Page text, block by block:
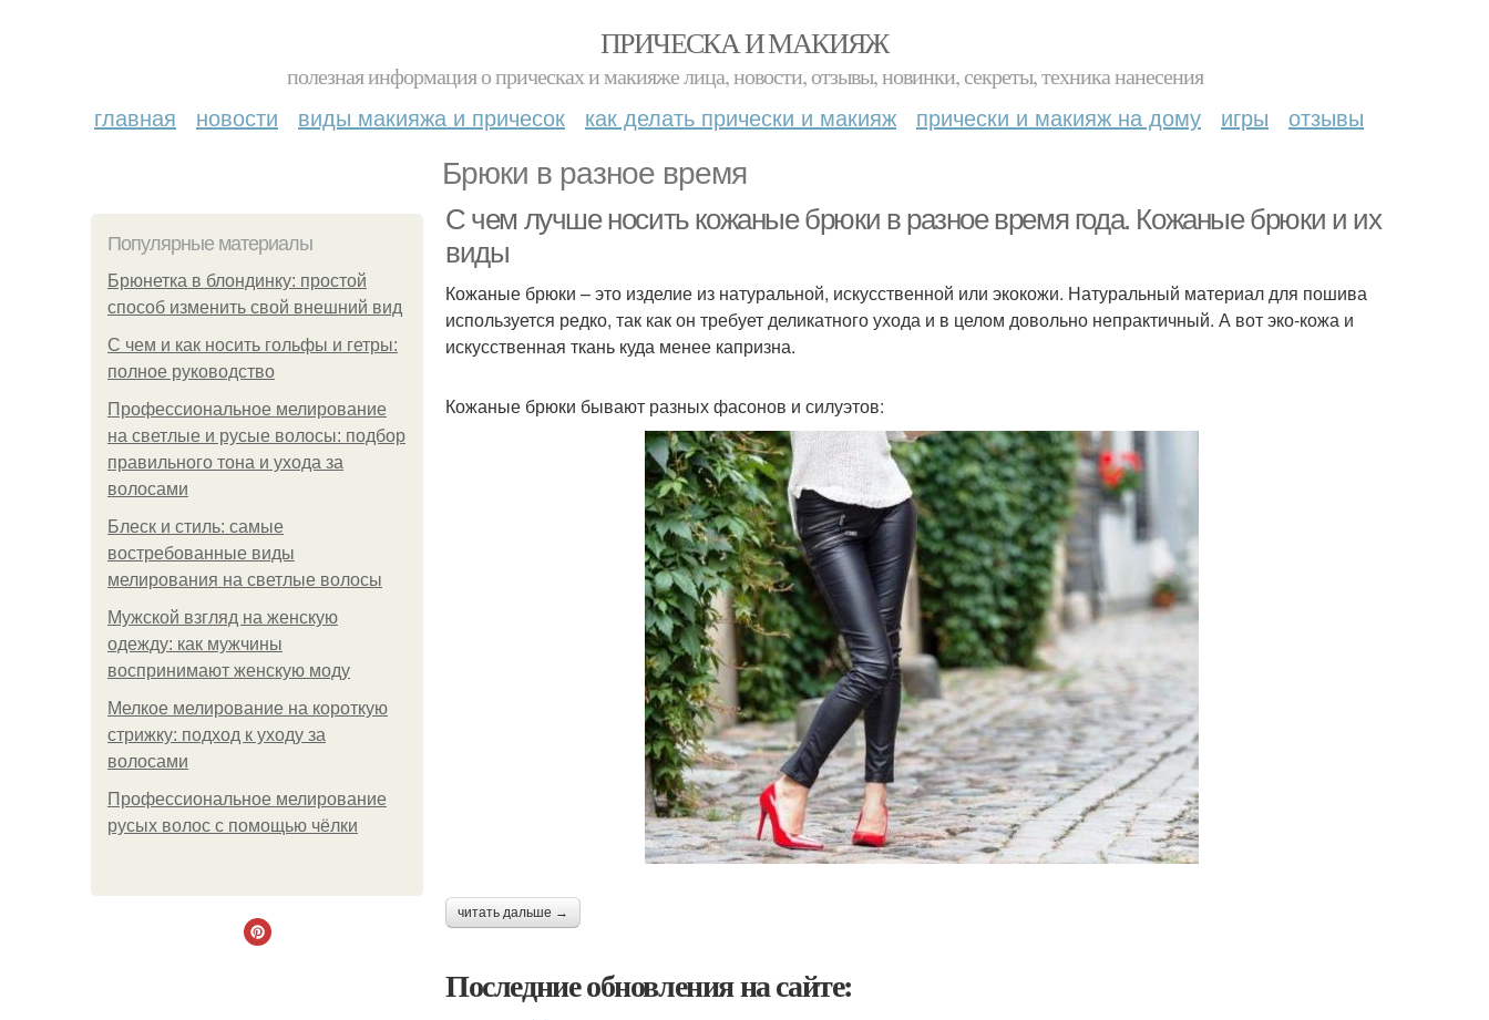
ПРИЧЕСКА И МАКИЯЖ
полезная информация о прическах и макияже лица, новости, отзывы, новинки, секреты, техника нанесения
главная новости виды макияжа и причесок как делать прически и макияж прически и макияж на дому игры отзывы
Брюки в разное время
Популярные материалы
Брюнетка в блондинку: простой
способ изменить свой внешний вид
С чем и как носить гольфы и гетры:
полное руководство
Профессиональное мелирование
на светлые и русые волосы: подбор
правильного тона и ухода за
волосами
Блеск и стиль: самые
востребованные виды
мелирования на светлые волосы
Мужской взгляд на женскую
одежду: как мужчины
воспринимают женскую моду
Мелкое мелирование на короткую
стрижку: подход к уходу за
волосами
Профессиональное мелирование
русых волос с помощью чёлки
С чем лучше носить кожаные брюки в разное время года. Кожаные брюки и их
виды
Кожаные брюки – это изделие из натуральной, искусственной или экокожи. Натуральный материал для пошива
используется редко, так как он требует деликатного ухода и в целом довольно непрактичный. А вот эко-кожа и
искусственная ткань куда менее капризна.
Кожаные брюки бывают разных фасонов и силуэтов:
читать дальше →
Последние обновления на сайте: